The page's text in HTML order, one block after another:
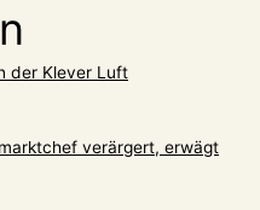
der Klever Luft
verärgert, erwägt